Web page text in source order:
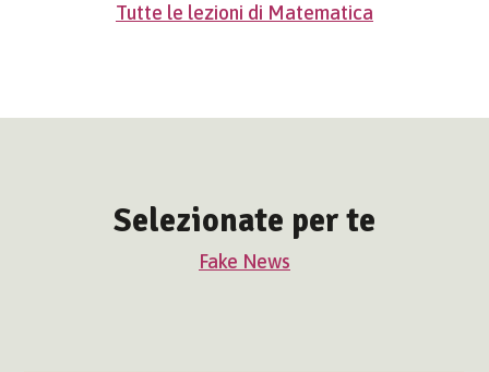
Tutte le lezioni di Matematica
Selezionate per te
Fake News